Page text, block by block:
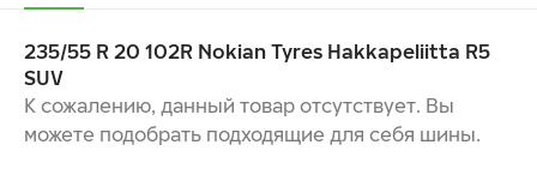
проколам.
БЕЗУПРЕЧНОЕ ЗИМНЕЕ СЦЕПЛЕНИЕ И
ПОВЫШЕННАЯ УСТОЙЧИВОСТЬ И МАКСИМАЛЬНЫЙ
КОМФОРТ ВОЖДЕНИЯ
НИЗКОЕ СОПРОТИВЛЕНИЕ КАЧЕНИЮ ДЛЯ
235/55 R 20 102R Nokian Tyres Hakkapeliitta R5
SUV
К сожалению, данный товар отсутствует. Вы
можете подобрать подходящие для себя шины.